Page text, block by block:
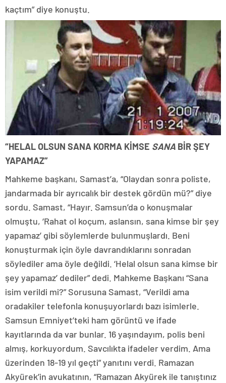
kaçtım” diye konuştu.
“HELAL OLSUN SANA KORMA KİMSE SANA BİR ŞEY
YAPAMAZ”
Mahkeme başkanı, Samast’a, “Olaydan sonra poliste,
jandarmada bir ayrıcalık bir destek gördün mü?” diye
sordu. Samast, “Hayır. Samsun’da o konuşmalar
olmuştu, ‘Rahat ol koçum, aslansın, sana kimse bir şey
yapamaz’ gibi söylemlerde bulunmuşlardı. Beni
konuşturmak için öyle davrandıklarını sonradan
söylediler ama öyle değildi. ‘Helal olsun sana kimse bir
şey yapamaz’ dediler” dedi. Mahkeme Başkanı “Sana
isim verildi mi?” Sorusuna Samast, “Verildi ama
oradakiler telefonla konuşuyorlardı bazı isimlerle.
Samsun Emniyet’teki ham görüntü ve ifade
kayıtlarında da var bunlar. 16 yaşındayım, polis beni
almış, korkuyordum. Savcılıkta ifadeler verdim. Ama
üzerinden 18-19 yıl geçti” yanıtını verdi. Ramazan
Akyürek’in avukatının, “Ramazan Akyürek ile tanıştınız